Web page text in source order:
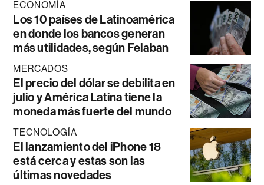
ECONOMÍA
Los 10 países de Latinoamérica
en donde los bancos generan
más utilidades, según Felaban
MERCADOS
El precio del dólar se debilita en
julio y América Latina tiene la
moneda más fuerte del mundo
TECNOLOGÍA
El lanzamiento del iPhone 18
está cerca y estas son las
últimas novedades